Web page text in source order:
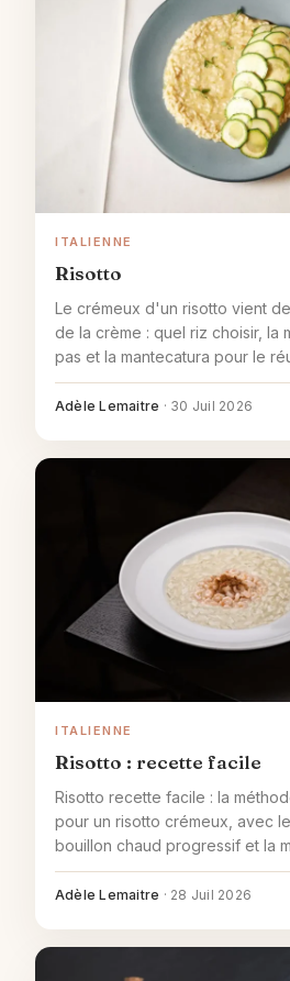
ITALIENNE
Risotto
Le crémeux d'un risotto vient
de la crème : quel riz choisir, la
pas et la mantecatura pour le
Adèle Lemaitre · 30 Juil 2026
ITALIENNE
Risotto : recette facile
Risotto recette facile : la
pour un risotto crémeux, avec
bouillon chaud progressif et la
finale.
Adèle Lemaitre · 28 Juil 2026